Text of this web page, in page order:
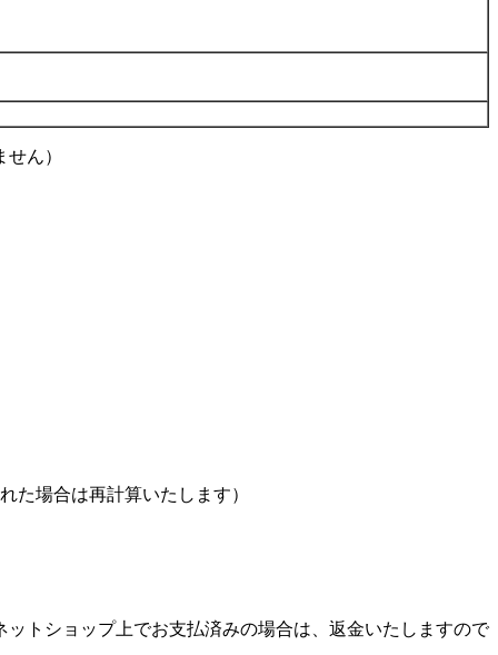
ん）
た場合は再計算いたします）
トショップ上でお支払済みの場合は、返金いたしますので